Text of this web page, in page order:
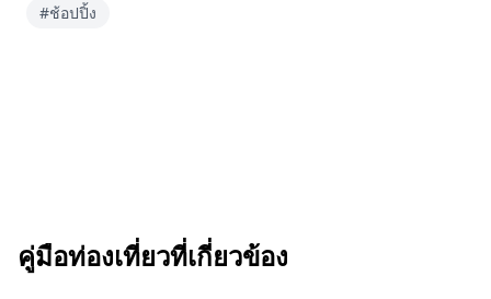
#ช้อปปิ้ง
คู่มือท่องเที่ยวที่เกี่ยวข้อง